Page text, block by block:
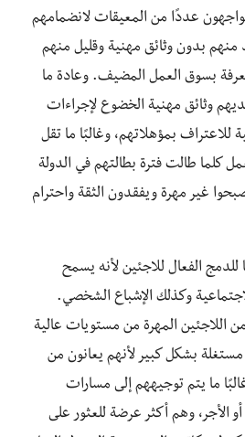
يواجهون عددًا من المعيقات لانضمامهم
منهم بدون وثائق مهنية وقليل منهم
بسوق العمل المضيف. وعادة ما
وثائق مهنية الخضوع لإجراءات
للاعتراف بمؤهلاتهم، وغالبًا ما تقل
كلما طالت فترة بطالتهم في الدولة
غير مهرة ويفقدون الثقة واحترام
للدمج الفعال للاجئين لأنه يسمح
وكذلك الإشباع الشخصي.
اللاجئين المهرة من مستويات عالية
بشكل كبير لأنهم يعانون من
ما يتم توجيههم إلى مسارات
الأجر، وهم أكثر عرضة للعثور على